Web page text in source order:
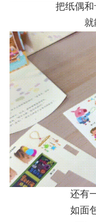
把纸偶和
就
还有
如面